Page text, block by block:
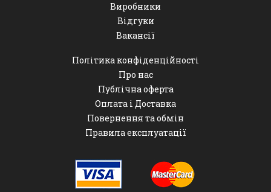
Виробники
Відгуки
Вакансії
Політика конфіденційності
Про нас
Публічна оферта
Оплата і Доставка
Повернення та обмін
Правила експлуатації